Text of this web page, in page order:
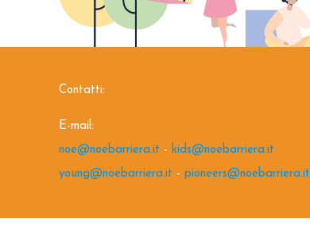
Contatti:
E-mail:
noe@noebarriera.it - kids@noebarriera.it
young@noebarriera.it - pioneers@noebarriera.it